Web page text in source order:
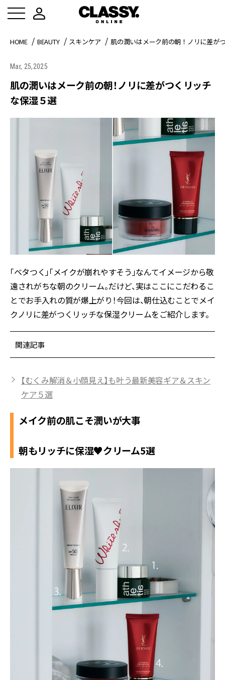
HOME BEAUTY スキンケア 肌の潤いはメーク前の朝！ノリに差が
Mar, 25,2025
肌の潤いはメーク前の朝！ノリに差がつくリッチ
な保湿５選
「ベタつく」「メイクが崩れやすそう」なんてイメージから敬
遠されがちな朝のクリーム。だけど、実はここにこだわるこ
とでお手入れの質が爆上がり！今回は、朝仕込むことでメイ
クノリに差がつくリッチな保湿クリームをご紹介します。
関連記事
【むくみ解消＆小顔見え】も叶う最新美容ギア＆スキン
ケア５選
メイク前の肌こそ潤いが大事
朝もリッチに保湿♥クリーム5選